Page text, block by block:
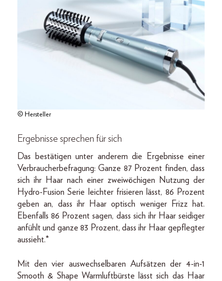
© Hersteller
Ergebnisse sprechen für sich
Das bestätigen unter anderem die Ergebnisse einer
Verbraucherbefragung: Ganze 87 Prozent finden, dass
sich ihr Haar nach einer zweiwöchigen Nutzung der
Hydro-Fusion Serie leichter frisieren lässt, 86 Prozent
geben an, dass ihr Haar optisch weniger Frizz hat.
Ebenfalls 86 Prozent sagen, dass sich ihr Haar seidiger
anfühlt und ganze 83 Prozent, dass ihr Haar gepflegter
aussieht.*
Mit den vier auswechselbaren Aufsätzen der 4-in-1
Smooth & Shape Warmluftbürste lässt sich das Haar